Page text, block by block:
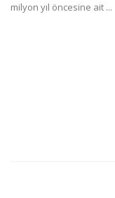
milyon yıl öncesine ait ...